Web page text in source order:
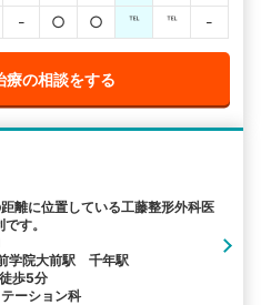
- ○ ○ ℡ ℡ -
療の相談をする
離に位置している工藤整形外科医
す。
学院大前駅 千年駅
歩5分
ーション科